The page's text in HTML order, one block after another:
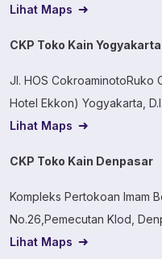
Lihat Maps
CKP Toko Kain Yogyakarta
Jl. HOS CokroaminotoRuko
Hotel Ekkon) Yogyakarta,
Lihat Maps
CKP Toko Kain Denpasar
Kompleks Pertokoan Imam
No.26,Pemecutan Klod,
Lihat Maps